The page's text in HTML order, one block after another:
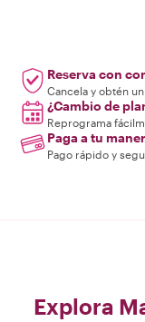
Reserva con
Cancela y obtén
¿Cambio de
Reprograma
Paga a tu
Pago rápido y
Explora